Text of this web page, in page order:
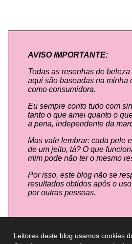
Leitores deste blog usamos cookies
AVISO IMPORTANTE:
Todas as resenhas de
aqui são baseadas na minha
como consumidora.
Eu sempre conto tudo com
tanto o que amei quanto o
a pena, independente da
Mas vale lembrar: cada pele
de um jeito, tá? O que
mim pode não ter o mesmo
Por isso, este blog não se
resultados obtidos após o
por outras pessoas.